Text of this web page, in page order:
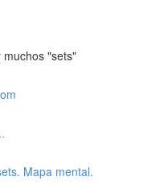
"sets"
Mapa mental.